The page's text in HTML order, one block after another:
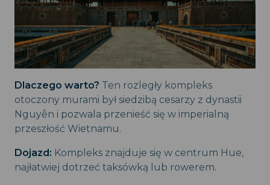
Dlaczego warto? Ten rozległy kompleks
otoczony murami był siedzibą cesarzy z dynastii
Nguyễn i pozwala przenieść się w imperialną
przeszłość Wietnamu.
Dojazd: Kompleks znajduje się w centrum Hue,
najłatwiej dotrzeć taksówką lub rowerem.